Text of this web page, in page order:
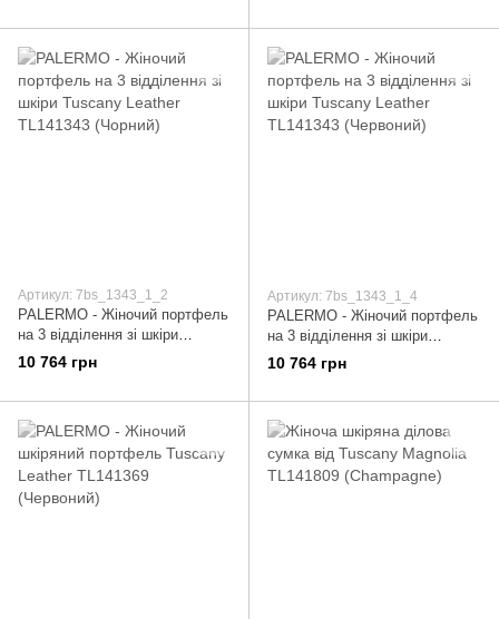
Артикул: 7bs_1343_1_2
PALERMO - Жіночий портфель
на 3 відділення зі шкіри
Tuscany Leather TL141343
10 764 грн
Артикул: 7bs_1343_1_4
PALERMO - Жіночий портфель
на 3 відділення зі шкіри
Tuscany Leather TL141343
(Червоний)
10 764 грн